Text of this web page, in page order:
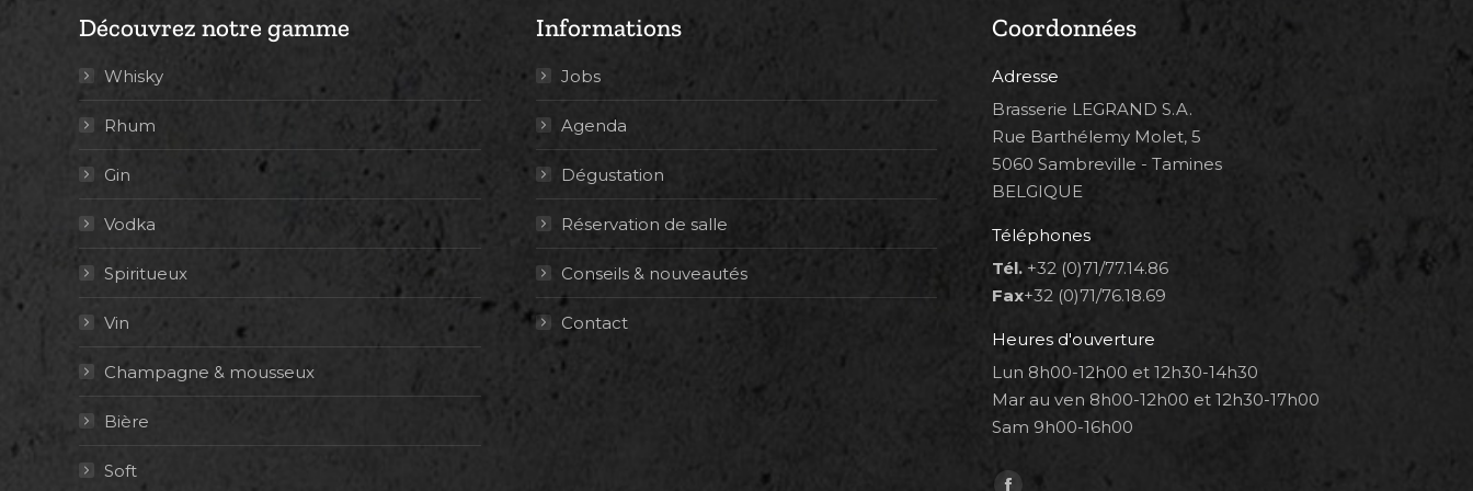
Découvrez notre gamme
Whisky
Rhum
Gin
Vodka
Spiritueux
Vin
Champagne & mousseux
Bière
Soft
Informations
Jobs
Agenda
Dégustation
Réservation de salle
Conseils & nouveautés
Contact
Coordonnées
Adresse
Brasserie LEGRAND S.A.
Rue Barthélemy Molet, 5
5060 Sambreville - Tamines
BELGIQUE
Téléphones
Tél. +32 (0)71/77.14.86
Fax+32 (0)71/76.18.69
Heures d'ouverture
Lun 8h00-12h00 et 12h30-14h30
Mar au ven 8h00-12h00 et 12h30-17h00
Sam 9h00-16h00
Trouvez nous sur :